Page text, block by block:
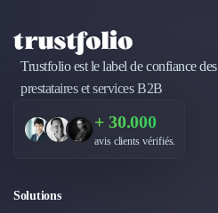
Trustfolio est le label de confiance des
prestataires et services B2B
+ 30.000
avis clients vérifiés.
Solutions